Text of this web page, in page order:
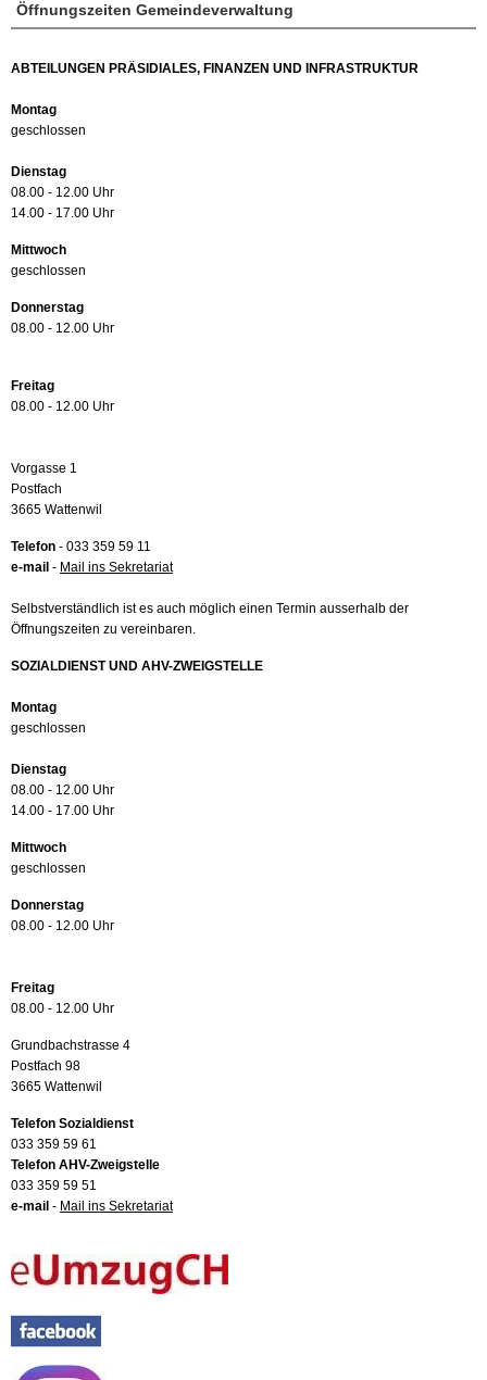
Öffnungszeiten Gemeindeverwaltung
ABTEILUNGEN PRÄSIDIALES, FINANZEN UND INFRASTRUKTUR
Montag
geschlossen
Dienstag
08.00 - 12.00 Uhr
14.00 - 17.00 Uhr
Mittwoch
geschlossen
Donnerstag
08.00 - 12.00 Uhr
Freitag
08.00 - 12.00 Uhr
Vorgasse 1
Postfach
3665 Wattenwil
Telefon - 033 359 59 11
e-mail - Mail ins Sekretariat
Selbstverständlich ist es auch möglich einen Termin ausserhalb der
Öffnungszeiten zu vereinbaren.
SOZIALDIENST UND AHV-ZWEIGSTELLE
Montag
geschlossen
Dienstag
08.00 - 12.00 Uhr
14.00 - 17.00 Uhr
Mittwoch
geschlossen
Donnerstag
08.00 - 12.00 Uhr
Freitag
08.00 - 12.00 Uhr
Grundbachstrasse 4
Postfach 98
3665 Wattenwil
Telefon Sozialdienst
033 359 59 61
Telefon AHV-Zweigstelle
033 359 59 51
e-mail - Mail ins Sekretariat